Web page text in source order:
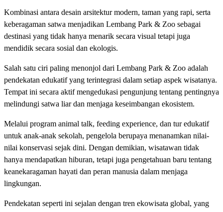
Kombinasi antara desain arsitektur modern, taman yang rapi, serta
keberagaman satwa menjadikan Lembang Park & Zoo sebagai
destinasi yang tidak hanya menarik secara visual tetapi juga
mendidik secara sosial dan ekologis.
Salah satu ciri paling menonjol dari Lembang Park & Zoo adalah
pendekatan edukatif yang terintegrasi dalam setiap aspek wisatanya.
Tempat ini secara aktif mengedukasi pengunjung tentang pentingnya
melindungi satwa liar dan menjaga keseimbangan ekosistem.
Melalui program animal talk, feeding experience, dan tur edukatif
untuk anak-anak sekolah, pengelola berupaya menanamkan nilai-
nilai konservasi sejak dini. Dengan demikian, wisatawan tidak
hanya mendapatkan hiburan, tetapi juga pengetahuan baru tentang
keanekaragaman hayati dan peran manusia dalam menjaga
lingkungan.
Pendekatan seperti ini sejalan dengan tren ekowisata global, yang